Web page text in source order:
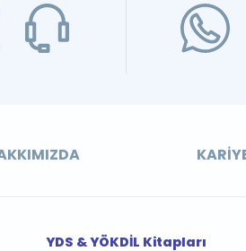
YDS & YÖKDİL Kitapları